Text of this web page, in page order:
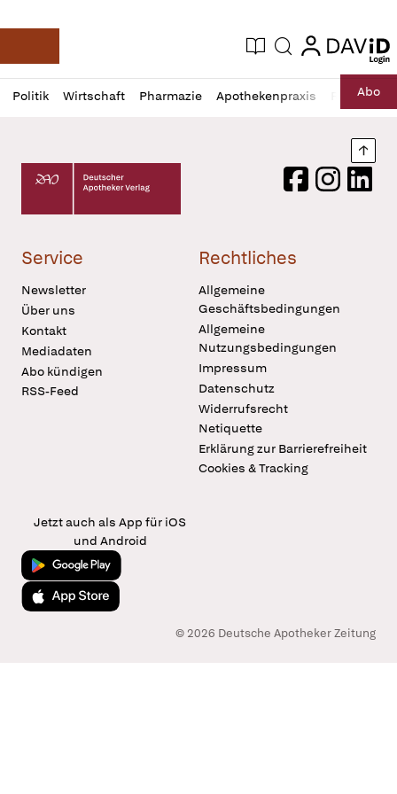
Deutsche Apotheker Zeitung
Aktuelle Ausgabe
Suche login
login
Politik Wirtschaft Pharmazie Apothekenpraxis RechtAbo
Profil
öffnen
Daz
Pur
Deutscher Apotheker Verlag Logo
FacebookInstagram
Service
Newsletter
Über uns
Kontakt
Mediadaten
Abo kündigen
RSS-Feed
Rechtliches
Allgemeine
Geschäftsbedingungen
Allgemeine
Nutzungsbedingungen
Impressum
Datenschutz
Widerrufsrecht
Netiquette
Erklärung zur Barrierefreiheit
Cookies & Tracking
Jetzt auch als App für iOS
und Android
Jetzt bei Google Play
Laden im App Store
© 2026 Deutsche Apotheker Zeitung